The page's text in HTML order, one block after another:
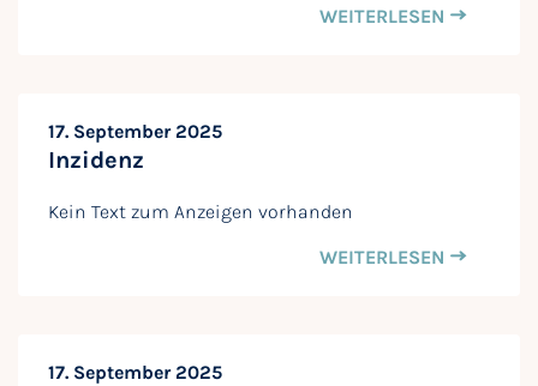
WEITERLESEN
17. September 2025
Inzidenz
Kein Text zum Anzeigen vorhanden
WEITERLESEN
17. September 2025